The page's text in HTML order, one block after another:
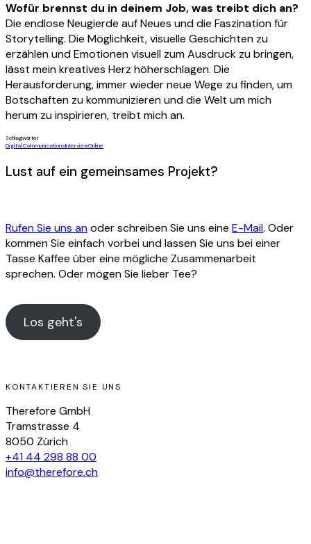
Wofür brennst du in deinem Job, was treibt dich an?
Die endlose Neugierde auf Neues und die Faszination für
Storytelling. Die Möglichkeit, visuelle Geschichten zu
erzählen und Emotionen visuell zum Ausdruck zu bringen,
lässt mein kreatives Herz höherschlagen. Die
Herausforderung, immer wieder neue Wege zu finden, um
Botschaften zu kommunizieren und die Welt um mich
herum zu inspirieren, treibt mich an.
Schlagwörter
Digital CommunicationsInterviewOnline
Lust auf ein gemeinsames Projekt?
Rufen Sie uns anoder schreiben Sie uns eine E-Mail. Oder
kommen Sie einfach vorbei und lassen Sie uns bei einer
Tasse Kaffee über eine mögliche Zusammenarbeit
sprechen. Oder mögen Sie lieber Tee?
Los geht's
KONTAKTIEREN SIE UNS
Therefore GmbH
Tramstrasse 4
8050 Zürich
+41 44 298 88 00
info@therefore.ch